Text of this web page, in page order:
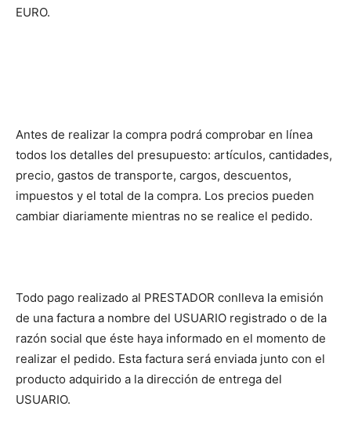
EURO.
Antes de realizar la compra podrá comprobar en línea
todos los detalles del presupuesto: artículos, cantidades,
precio, gastos de transporte, cargos, descuentos,
impuestos y el total de la compra. Los precios pueden
cambiar diariamente mientras no se realice el pedido.
Todo pago realizado al PRESTADOR conlleva la emisión
de una factura a nombre del USUARIO registrado o de la
razón social que éste haya informado en el momento de
realizar el pedido. Esta factura será enviada junto con el
producto adquirido a la dirección de entrega del
USUARIO.